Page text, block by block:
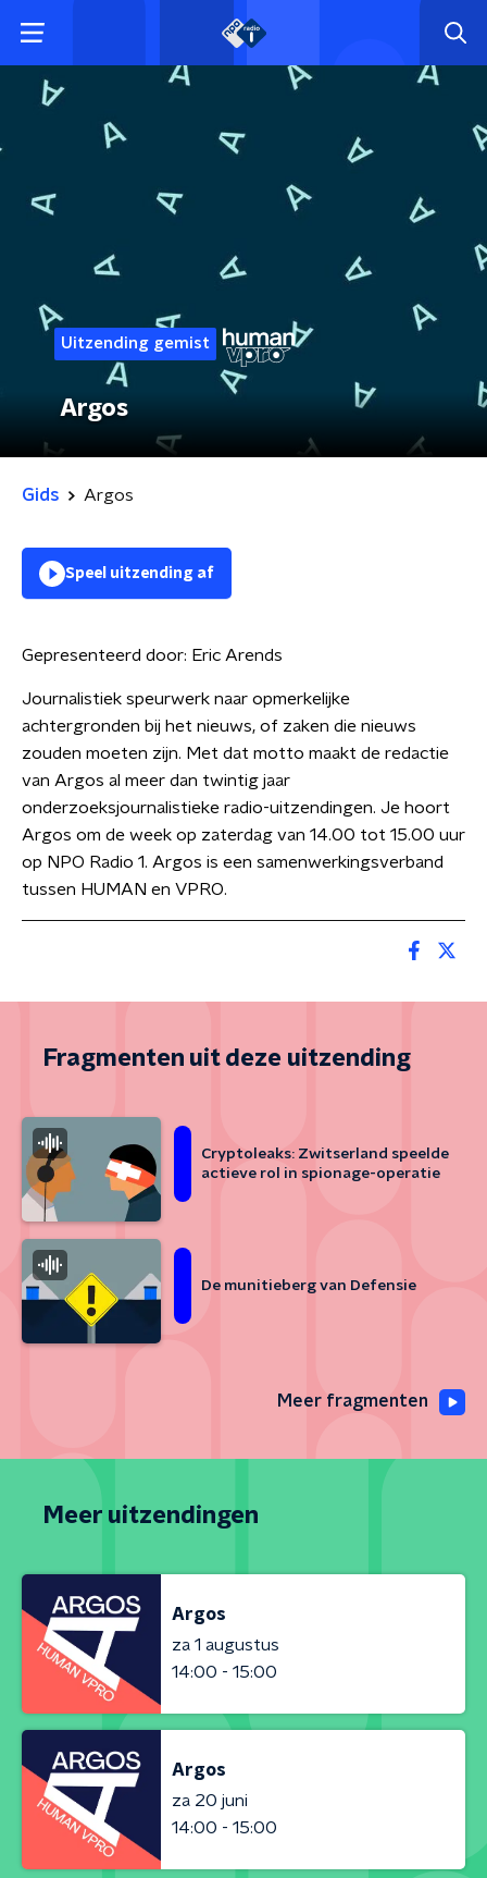
Uitzending gemist
Argos
Gids Argos
Speel uitzending af
Gepresenteerd door: Eric Arends
Journalistiek speurwerk naar opmerkelijke
achtergronden bij het nieuws, of zaken die nieuws
zouden moeten zijn. Met dat motto maakt de redactie
van Argos al meer dan twintig jaar
onderzoeksjournalistieke radio-uitzendingen. Je hoort
Argos om de week op zaterdag van 14.00 tot 15.00 uur
op NPO Radio 1. Argos is een samenwerkingsverband
tussen HUMAN en VPRO.
Fragmenten uit deze uitzending
Cryptoleaks: Zwitserland speelde
actieve rol in spionage-operatie
De munitieberg van Defensie
Meer fragmenten
Meer uitzendingen
Argos
za 1 augustus
14:00 - 15:00
Argos
za 20 juni
14:00 - 15:00